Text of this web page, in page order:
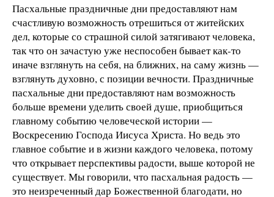
Пасхальные праздничные дни предоставляют нам
счастливую возможность отрешиться от житейских
дел, которые со страшной силой затягивают человека,
так что он зачастую уже неспособен бывает как-то
иначе взглянуть на себя, на ближних, на саму жизнь —
взглянуть духовно, с позиции вечности. Праздничные
пасхальные дни предоставляют нам возможность
больше времени уделить своей душе, приобщиться
главному событию человеческой истории —
Воскресению Господа Иисуса Христа. Но ведь это
главное событие и в жизни каждого человека, потому
что открывает перспективы радости, выше которой не
существует. Мы говорили, что пасхальная радость —
это неизреченный дар Божественной благодати, но